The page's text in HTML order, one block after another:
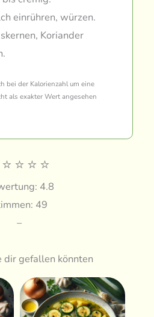
einrühren, würzen.
Koriander
bei der Kalorienzahl um eine
als exakter Wert angesehen
⭐ ⭐ ⭐ ⭐
4.8
49
–
dir gefallen könnten